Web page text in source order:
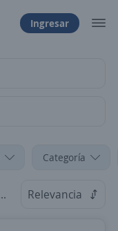
Ingresar
Categoría
Relevancia